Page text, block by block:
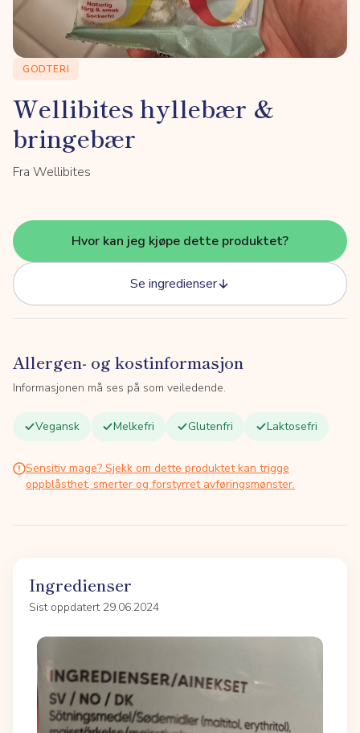
GODTERI
Wellibites hyllebær &
bringebær
Fra Wellibites
Hvor kan jeg kjøpe dette produktet?
Se ingredienser
Allergen- og kostinformasjon
Informasjonen må ses på som veiledende.
Vegansk Melkefri Glutenfri Laktosefri
Sensitiv mage? Sjekk om dette produktet kan trigge
oppblåsthet, smerter og forstyrret avføringsmønster.
Ingredienser
Sist oppdatert 29.06.2024